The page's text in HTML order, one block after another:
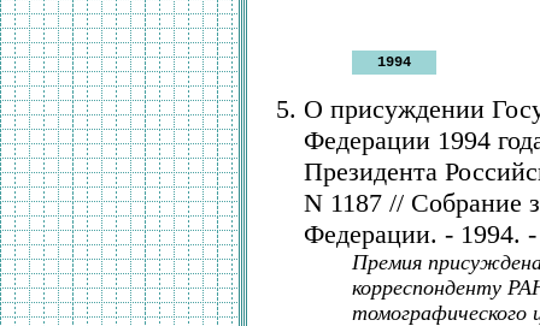
1994
О присуждении
Федерации 1994
Президента
N 1187 // Собрание
Федерации. - 1994.
Премия присуждена
корреспонденту
томографического